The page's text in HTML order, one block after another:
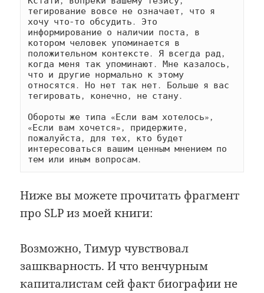
тегирование вовсе не означает, что я
хочу что-то обсудить. Это
информирование о наличии поста, в
котором человек упоминается в
положительном контексте. Я всегда рад,
когда меня так упоминают. Мне казалось,
что и другие нормально к этому
относятся. Но нет так нет. Больше я вас
тегировать, конечно, не стану.
Обороты же типа «Если вам хотелось»,
«Если вам хочется», придержите,
пожалуйста, для тех, кто будет
интересоваться вашим ценным мнением по
тем или иным вопросам.
Ниже вы можете прочитать фрагмент
про SLP из моей книги:
Возможно, Тимур чувствовал
зашкварность. И что венчурным
капиталистам сей факт биографии не